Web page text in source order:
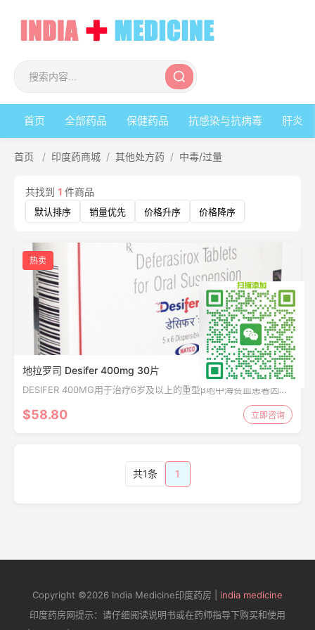
首页 全部药品 保健药品 抗感染与抗病毒 肝炎
首页 / 印度药商城 / 其他处方药 / 中毒/过量
共找到 1 件商品
默认排序 销量优先 价格升序 价格降序
热卖
地拉罗司 Desifer 400mg 30片
DESIFER 400MG用于治疗6岁及以上的重型β地中海贫血患者因频
$58.80 立即咨询
共1条 1
Copyright ©2026 India Medicine印度药房 | india medicine
印度药房网提示：请仔细阅读说明书或在药师指导下购买和使用